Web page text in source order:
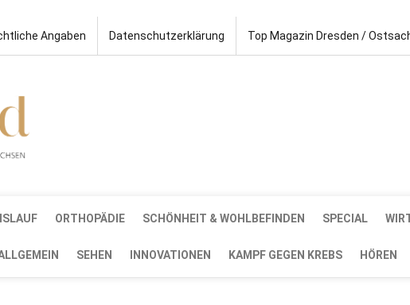
Angaben Datenschutzerklärung Top Magazin Dresden /
ORTHOPÄDIE SCHÖNHEIT & WOHLBEFINDEN SPECIAL
SEHEN INNOVATIONEN KAMPF GEGEN KREBS HÖREN